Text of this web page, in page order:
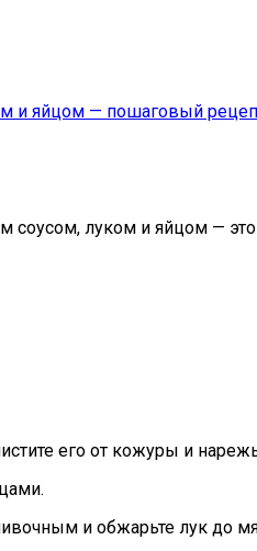
и яйцом — пошаговый
соусом, луком и яйцом —
его от кожуры и
и обжарьте лук до